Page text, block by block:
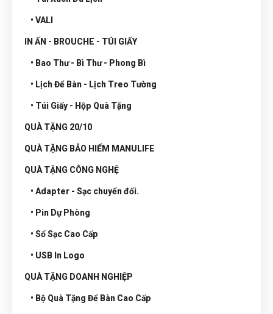
• VALI
IN ẤN - BROUCHE - TÚI GIẤY
• Bao Thư - Bì Thư - Phong Bì
• Lịch Để Bàn - Lịch Treo Tường
• Túi Giấy - Hộp Quà Tặng
QUÀ TẶNG 20/10
QUÀ TẶNG BẢO HIỂM MANULIFE
QUÀ TẶNG CÔNG NGHỆ
• Adapter - Sạc chuyển đổi.
• Pin Dự Phòng
• Sổ Sạc Cao Cấp
• USB In Logo
QUÀ TẶNG DOANH NGHIỆP
• Bộ Quà Tặng Để Bàn Cao Cấp